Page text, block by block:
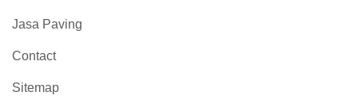
Jasa Paving
Contact
Sitemap